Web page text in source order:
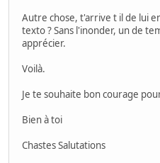
Autre chose, t'arrive t il de lui
texto ? Sans l'inonder, un de
apprécier.
Voilà.
Je te souhaite bon courage
Bien à toi
Chastes Salutations